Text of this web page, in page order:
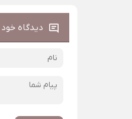
دیدگاه خود